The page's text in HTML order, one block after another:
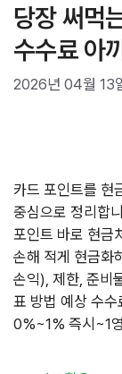
당장 써먹
수수료 아
2026년 04월 13
카드 포인트를 현
중심으로 정리합
포인트 바로 현금
손해 적게 현금화
손익), 제한, 준비
표 방법 예상 수
0%~1% 즉시~1